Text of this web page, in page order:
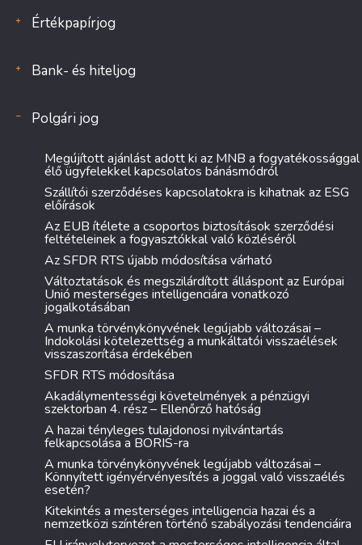
Értékpapírjog
Bank- és hiteljog
Polgári jog
Megújított ajánlást adott ki az MNB a fogyatékossággal
élő ügyfelekkel kapcsolatos bánásmódról
Szállítói szerződéses kapcsolatokra is kihatnak az ESG
előírások
Az EUB ítélete a csoportos biztosítások szerződési
feltételeinek a fogyasztókkal való közléséről
Az SFDR RTS újabb módosítása várható
Változtatások és megszilárdított álláspont az Európai
Unió mesterséges intelligenciára vonatkozó
jogalkotásában
A munka törvénykönyvének legújabb változásai –
Indokolási kötelezettség a munkáltatói visszaélések
visszaszorítása érdekében
SFDR RTS módosítása
Akadálymentességi követelmények a pénzügyi
szektorban 4. rész – Ellenőrző hatóság
A hazai tényleges tulajdonosi nyilvántartás
felkapcsolása a BORIS-ra
A munka törvénykönyvének legújabb változásai –
Könnyített igényérvényesítés a joggal való visszaélés
esetén?
Kitekintés a mesterséges intelligencia hazai és a
nemzetközi színtéren történő szabályozási tendenciáira